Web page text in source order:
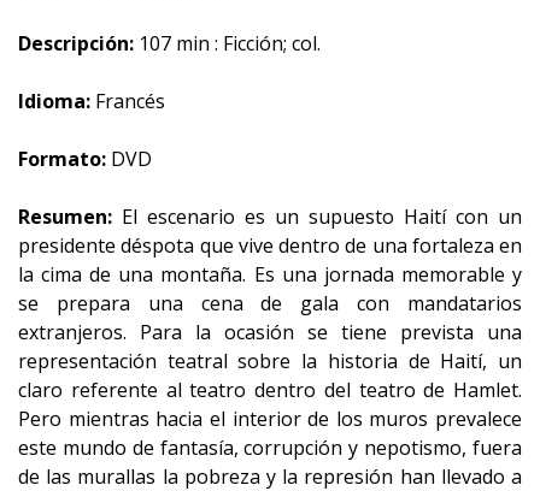
Descripción: 107 min : Ficción; col.
Idioma: Francés
Formato: DVD
Resumen: El escenario es un supuesto Haití con un
presidente déspota que vive dentro de una fortaleza en
la cima de una montaña. Es una jornada memorable y
se prepara una cena de gala con mandatarios
extranjeros. Para la ocasión se tiene prevista una
representación teatral sobre la historia de Haití, un
claro referente al teatro dentro del teatro de Hamlet.
Pero mientras hacia el interior de los muros prevalece
este mundo de fantasía, corrupción y nepotismo, fuera
de las murallas la pobreza y la represión han llevado a